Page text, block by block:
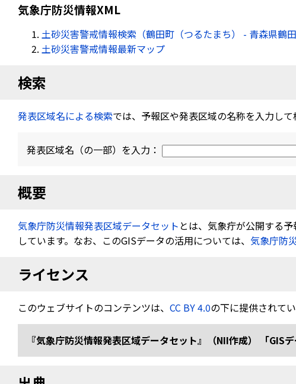
気象庁防災情報XML
土砂災害警戒情報検索（鶴田町（つるたまち） - 青森県鶴田
土砂災害警戒情報最新マップ
検索
発表区域名による検索では、予報区や発表区域の名称を入力して
発表区域名（の一部）を入力：
概要
気象庁防災情報発表区域データセット とは、気象疔が公開する
しています。なお、このGISデータの活用については、 気象庁防
ライセンス
このウェブサイトのコンテンツは、 CC BY 4.0の下に提供されて
『気象庁防災情報発表区域データセット』（NII作成） 「GIS